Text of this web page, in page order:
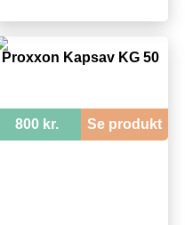
Proxxon Kapsav KG 50
800 kr. Se produkt